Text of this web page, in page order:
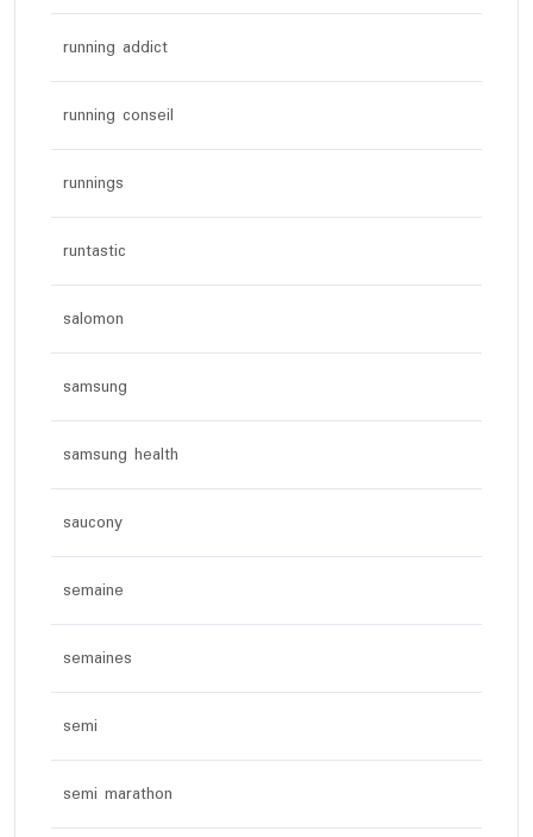
running addict
running conseil
runnings
runtastic
salomon
samsung
samsung health
saucony
semaine
semaines
semi
semi marathon